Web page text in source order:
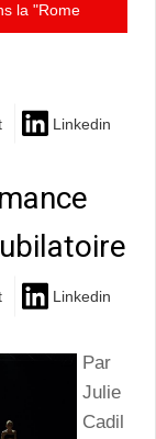
la "Rome
Linkedin
Linkedin
Par
Julie
Cadil